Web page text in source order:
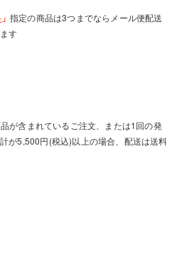
」 指定の商品は3つまでならメール便配送
す
が含まれているご注文、または1回の発
が5,500円(税込)以上の場合、配送は送料